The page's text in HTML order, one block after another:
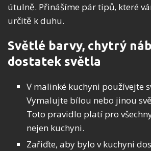
útulně. Přinášíme pár tipů, které
určitě k duhu.
Světlé barvy, chytrý
dostatek světla
V malinké kuchyni používejte
Vymalujte bílou nebo jinou
Toto pravidlo platí pro
nejen kuchyni.
Zařiďte, aby bylo v kuchyni